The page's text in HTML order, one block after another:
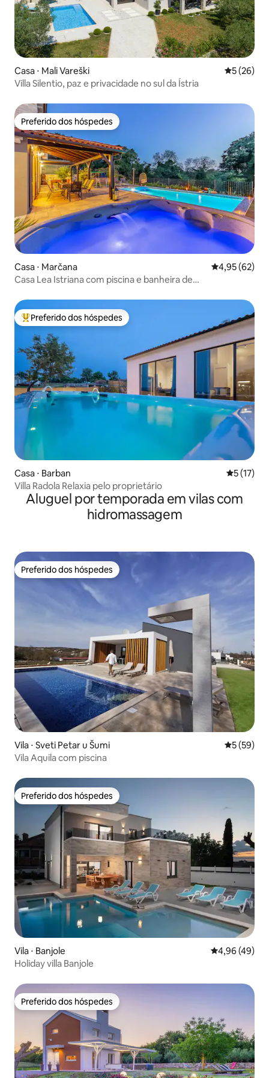
Casa ⋅ Mali Vareški 5 de uma
5 (26)
Villa Silentio, paz e privacidade no sul da Ístria
Preferido dos hóspedes
Preferido dos hóspedes
Casa ⋅ Marčana 4,95 de uma
4,95 (62)
Casa Lea Istriana com piscina e banheira de
Entre os melhores preferidos dos hóspedes
Preferido dos hóspedes
Casa ⋅ Barban 5 de uma
5 (17)
Villa Radola Relaxia pelo proprietário
Aluguel por temporada em vilas com
hidromassagem
Preferido dos hóspedes
Preferido dos hóspedes
Vila ⋅ Sveti Petar u Šumi 5 de uma
5 (59)
Vila Aquila com piscina
Preferido dos hóspedes
Preferido dos hóspedes
Vila ⋅ Banjole 4,96 de uma
4,96 (49)
Holiday villa Banjole
Preferido dos hóspedes
Preferido dos hóspedes